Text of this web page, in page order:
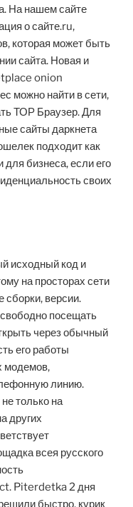
На нашем сайте
о сайте.ru,
которая может быть
сайта. Новая и
onion
можно найти в сети,
ТОР Браузер. Для
сайты даркнета
подходит как
для бизнеса, если его
своих
исходный код и
на просторах сети
сборки, версии.
посещать
через обычный
его работы
модемов,
линию.
только на
других
всея русского
Piterdetka 2 дня
быстро, курик